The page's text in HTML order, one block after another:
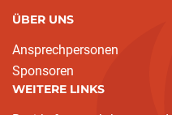
ÜBER UNS
Ansprechpersonen
Sponsoren
WEITERE LINKS